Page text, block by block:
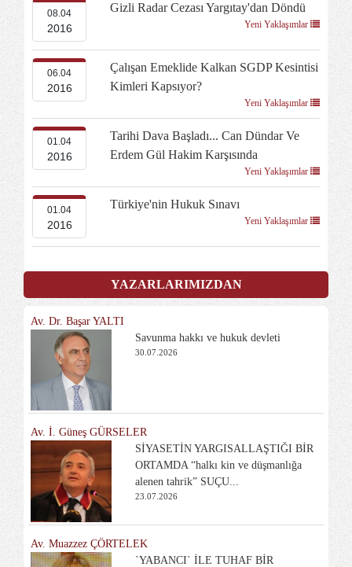
08.04
2016
Gizli Radar Cezası Yargıtay'dan Döndü
Yeni Yaklaşımlar
06.04
2016
Çalışan Emeklide Kalkan SGDP Kesintisi
Kimleri Kapsıyor?
Yeni Yaklaşımlar
01.04
2016
Tarihi Dava Başladı... Can Dündar Ve
Erdem Gül Hakim Karşısında
Yeni Yaklaşımlar
01.04
2016
Türkiye'nin Hukuk Sınavı
Yeni Yaklaşımlar
YAZARLARIMIZDAN
Av. Dr. Başar YALTI
Savunma hakkı ve hukuk devleti
30.07.2026
Av. İ. Güneş GÜRSELER
SİYASETİN YARGISALLAŞTIĞI BİR
ORTAMDA “halkı kin ve düşmanlığa
alenen tahrik” SUÇU...
23.07.2026
Av. Muazzez ÇÖRTELEK
`YABANCI` İLE TUHAF BİR